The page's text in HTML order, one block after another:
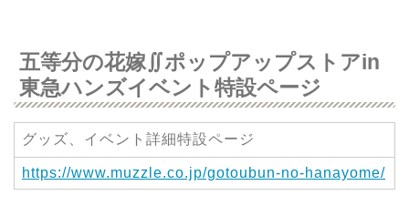
五等分の花嫁∬ポップアップストアin
東急ハンズイベント特設ページ
グッズ、イベント詳細特設ページ
https://www.muzzle.co.jp/gotoubun-no-hanayome/